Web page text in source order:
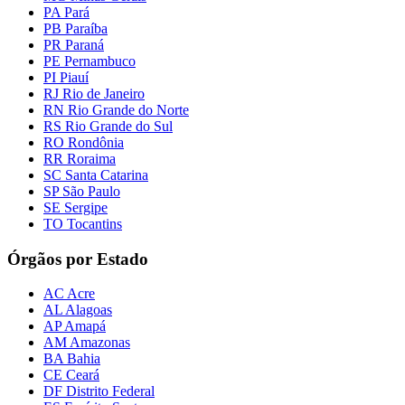
PA Pará
PB Paraíba
PR Paraná
PE Pernambuco
PI Piauí
RJ Rio de Janeiro
RN Rio Grande do Norte
RS Rio Grande do Sul
RO Rondônia
RR Roraima
SC Santa Catarina
SP São Paulo
SE Sergipe
TO Tocantins
Órgãos por Estado
AC Acre
AL Alagoas
AP Amapá
AM Amazonas
BA Bahia
CE Ceará
DF Distrito Federal